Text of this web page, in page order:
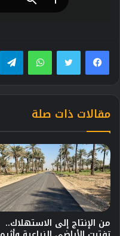
فيسبوك واتساب
مقالات ذات صلة
من الإنتاج إلى الاستهلاك..